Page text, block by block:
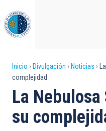
al
contenido
principal
Sobrescribir
enlaces
de
ayuda
Inicio Divulgación Noticias
complejidad
La
su